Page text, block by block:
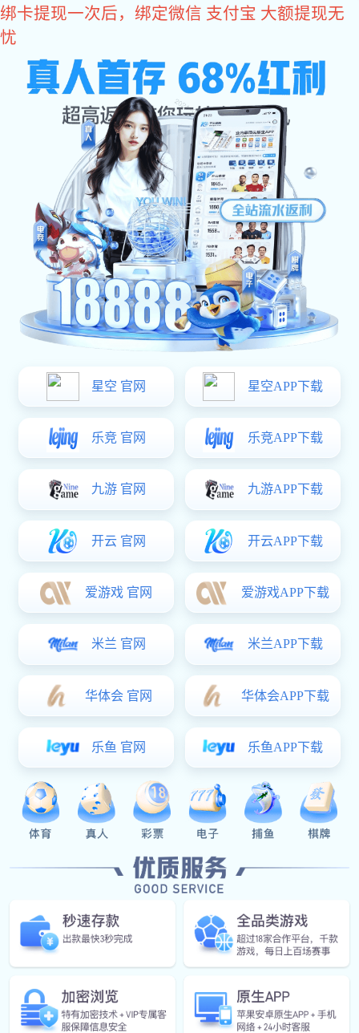
yy易游体育
yy易游体育厂家为您提供专业的
鸿振输送带
HONGZHEN CONVEYOR BELT
一站式输送带解
与时俱进为客户提供满意yy
网站yy易游体育 公司简介 PVC输送带 PU输送带
您当前位置：yy易游体育>yy易游体育:yy易游体育 中心>
砂光机是一种常见的金属表面处理设备，其内部有一个输送
度进行调整，以适应不同加工需求。那么，砂光机输送带如何
1.调整电机转速：砂光机输送带的运行是由砂光机的电机驱动
2.更换传动带：如果电机转速已经达到极限，但仍需进一步改
传动带可以较大程度地影响输送带的运行速度。此时，应根
3.调整输送带张力：输送带的张力也会影响设备的运行速度，
1.根据输送物料的特点和使用环境，选择合适的输送带，并注
2.注意惰轮的润滑，但不要使用沾有油污的输送带。避免滚柱
3.防止砂光机输送带负荷启动，停机时确保输送带上无物料残留
4.防止砂光机皮带跑偏，并及时采取措施纠正。